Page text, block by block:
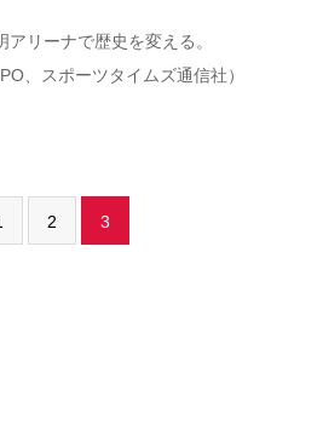
リーナで歴史を変える。
、スポーツタイムズ通信社）
2 3